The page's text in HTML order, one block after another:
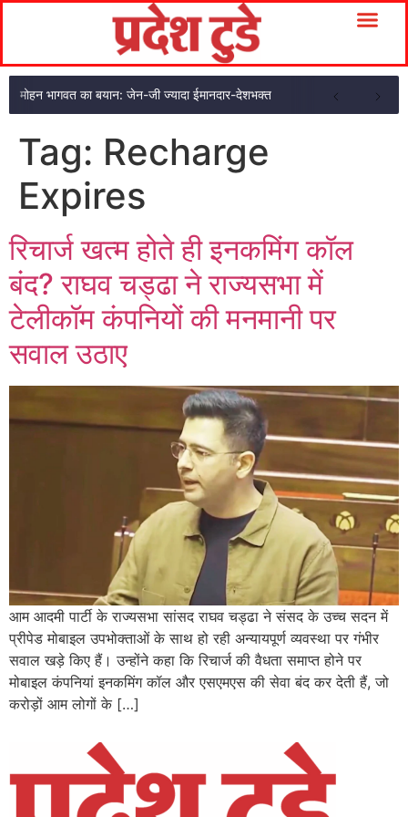
मोहन भागवत का बयान: जेन-जी ज्यादा ईमानदार-देशभक्त
Tag: Recharge
Expires
रिचार्ज खत्म होते ही इनकमिंग कॉल
बंद? राघव चड्ढा ने राज्यसभा में
टेलीकॉम कंपनियों की मनमानी पर
सवाल उठाए
आम आदमी पार्टी के राज्यसभा सांसद राघव चड्ढा ने संसद के उच्च सदन में
प्रीपेड मोबाइल उपभोक्ताओं के साथ हो रही अन्यायपूर्ण व्यवस्था पर गंभीर
सवाल खड़े किए हैं। उन्होंने कहा कि रिचार्ज की वैधता समाप्त होने पर
मोबाइल कंपनियां इनकमिंग कॉल और एसएमएस की सेवा बंद कर देती हैं, जो
करोड़ों आम लोगों के […]